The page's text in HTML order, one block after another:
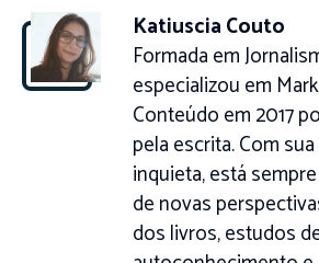
Katiuscia Couto
Formada em
especializou em
Conteúdo em 2017
pela escrita. Com
inquieta, está
de novas
dos livros, estudos